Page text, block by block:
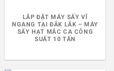
LẮP ĐẶT MÁY SẤY VĨ
NGANG TẠI ĐẮK LẮK – MÁY
SẤY HẠT MẮC CA CÔNG
SUẤT 10 TẤN